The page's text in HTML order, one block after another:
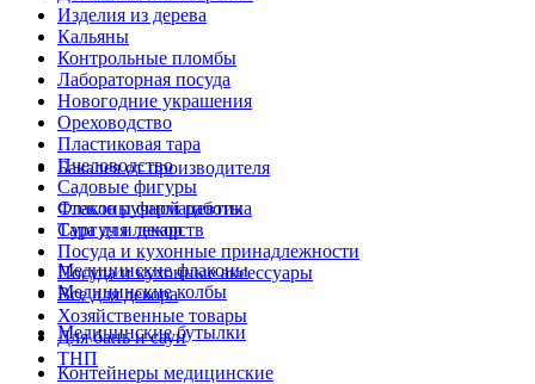
Изделия из дерева
Кальяны
Контрольные пломбы
Лабораторная посуда
Новогодние украшения
Ореховодство
Пластиковая тара
Пчеловодство
Садовые фигуры
Стекло ручной работы
Сургуч и декор
Посуда и кухонные принадлежности
Посуда и кухонные аксессуары
Все для декора
Хозяйственные товары
Для бань и саун
ТНП
Бакалея от производителя
Флаконы фармацевтика
Тара для лекарств
Медицинские флаконы
Медицинские колбы
Медицинские бутылки
Контейнеры медицинские